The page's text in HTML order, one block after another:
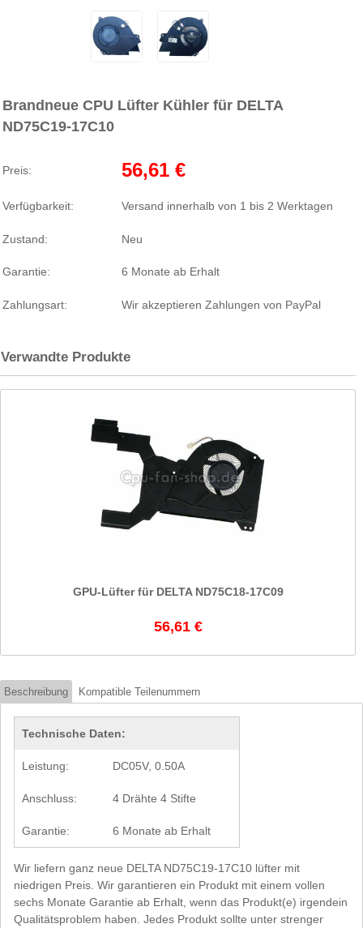
Brandneue CPU Lüfter Kühler für DELTA
ND75C19-17C10
Preis: 56,61 €
Verfügbarkeit: Versand innerhalb von 1 bis 2 Werktagen
Zustand: Neu
Garantie: 6 Monate ab Erhalt
Zahlungsart: Wir akzeptieren Zahlungen von PayPal
Verwandte Produkte
GPU-Lüfter für DELTA ND75C18-17C09
56,61 €
Beschreibung Kompatible Teilenummern
Technische Daten:
Leistung: DC05V, 0.50A
Anschluss: 4 Drähte 4 Stifte
Garantie: 6 Monate ab Erhalt
Wir liefern ganz neue DELTA ND75C19-17C10 lüfter mit
niedrigen Preis. Wir garantieren ein Produkt mit einem vollen
sechs Monate Garantie ab Erhalt, wenn das Produkt(e) irgendein
Qualitätsproblem haben. Jedes Produkt sollte unter strenger